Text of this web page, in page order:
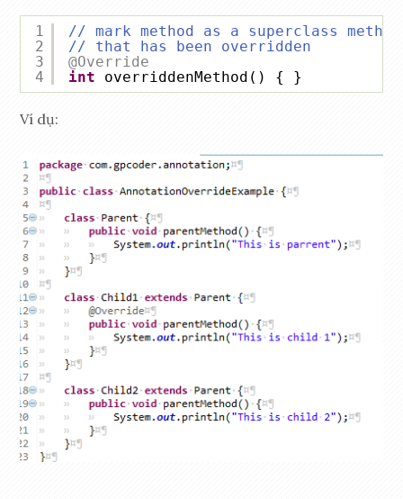
1
2
3
4
// mark method as a superclass method
// that has been overridden
@Override
int
overriddenMethod() { }
Ví dụ: